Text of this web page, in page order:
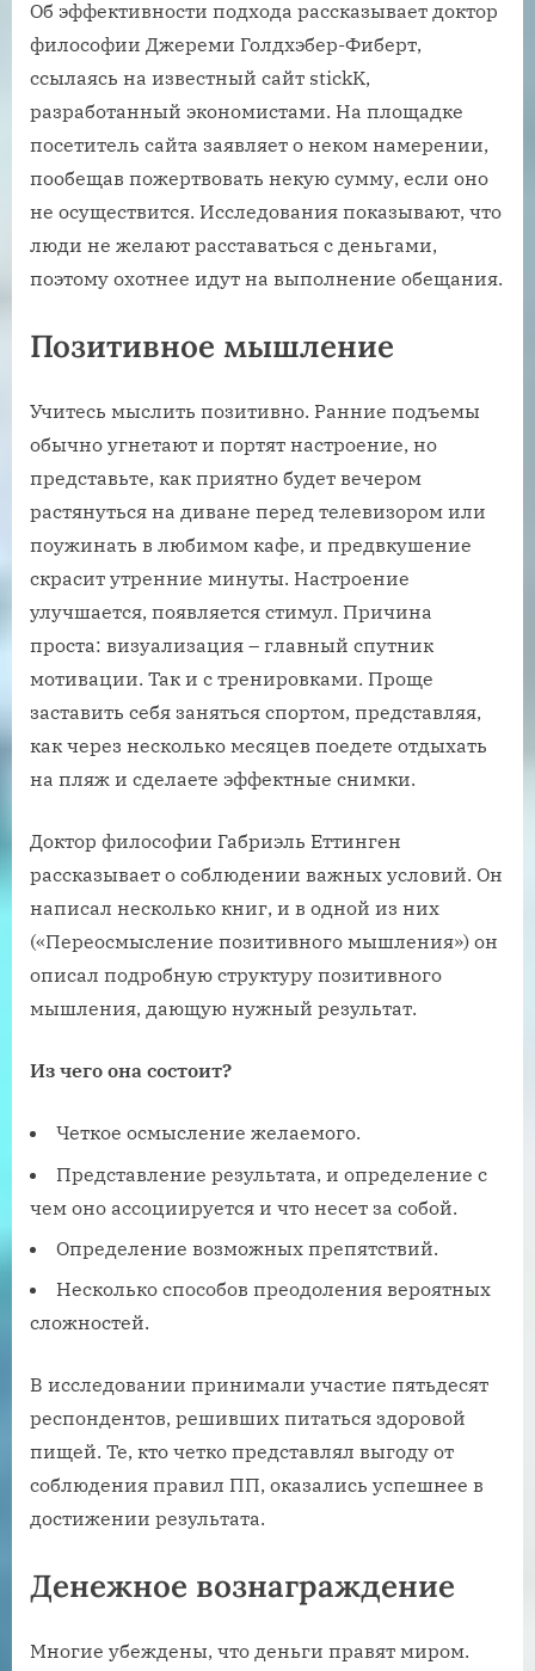
Об эффективности подхода рассказывает доктор
философии Джереми Голдхэбер-Фиберт,
ссылаясь на известный сайт stickK,
разработанный экономистами. На площадке
посетитель сайта заявляет о неком намерении,
пообещав пожертвовать некую сумму, если оно
не осуществится. Исследования показывают, что
люди не желают расставаться с деньгами,
поэтому охотнее идут на выполнение обещания.
Позитивное мышление
Учитесь мыслить позитивно. Ранние подъемы
обычно угнетают и портят настроение, но
представьте, как приятно будет вечером
растянуться на диване перед телевизором или
поужинать в любимом кафе, и предвкушение
скрасит утренние минуты. Настроение
улучшается, появляется стимул. Причина
проста: визуализация – главный спутник
мотивации. Так и с тренировками. Проще
заставить себя заняться спортом, представляя,
как через несколько месяцев поедете отдыхать
на пляж и сделаете эффектные снимки.
Доктор философии Габриэль Еттинген
рассказывает о соблюдении важных условий. Он
написал несколько книг, и в одной из них
(«Переосмысление позитивного мышления») он
описал подробную структуру позитивного
мышления, дающую нужный результат.
Из чего она состоит?
Четкое осмысление желаемого.
Представление результата, и определение с
чем оно ассоциируется и что несет за собой.
Определение возможных препятствий.
Несколько способов преодоления вероятных
сложностей.
В исследовании принимали участие пятьдесят
респондентов, решивших питаться здоровой
пищей. Те, кто четко представлял выгоду от
соблюдения правил ПП, оказались успешнее в
достижении результата.
Денежное вознаграждение
Многие убеждены, что деньги правят миром.